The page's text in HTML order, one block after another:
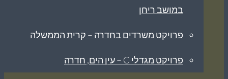
במושב ריחן
פרויקט משרדים בחדרה – קרית הממשלה
פרויקט מגדלי C – עין הים, חדרה